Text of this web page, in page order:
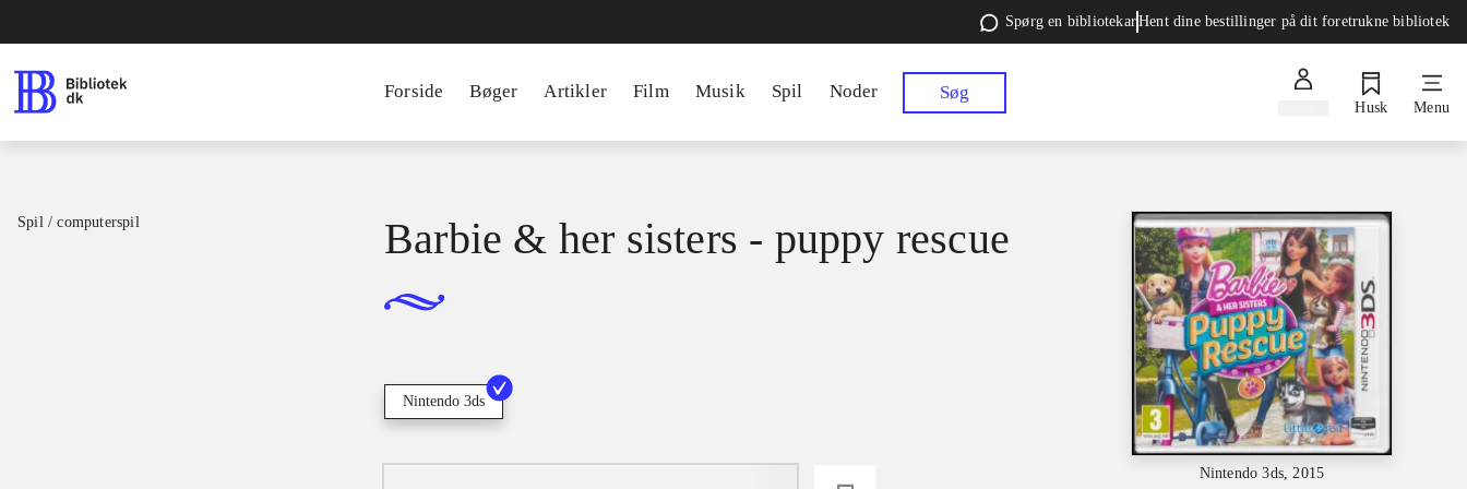
Spørg en bibliotekarHent dine bestillinger på dit foretrukne bibliotek
Forside Bøger Artikler Film Musik Spil Noder Søg
Husk Menu
Spil / computerspil
Nintendo 3ds, 2015
Barbie & her sisters - puppy rescue
Nintendo 3ds